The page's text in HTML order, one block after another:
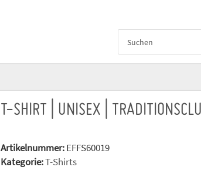
T-SHIRT | UNISEX |
Artikelnummer:EFFS60019
Kategorie:T-Shirts